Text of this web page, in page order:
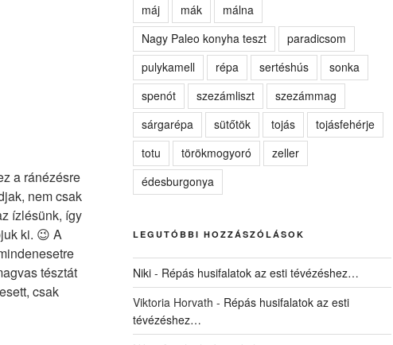
a ránézésre
nem csak
ízlésünk, így
ki. 😉 A
tésztát
csak
máj
mák
málna
Nagy Paleo konyha teszt
paradicsom
pulykamell
répa sertéshús
sonka
spenót
szezámliszt
szezámmag
sárgarépa
sütőtök tojás
tojásfehérje
totu
törökmogyoró
zeller
édesburgonya
LEGUTÓBBI HOZZÁSZÓLÁSOK
Niki- Répás husifalatok az esti tévézéshez…
Viktoria Horvath - Répás husifalatok az esti
tévézéshez…